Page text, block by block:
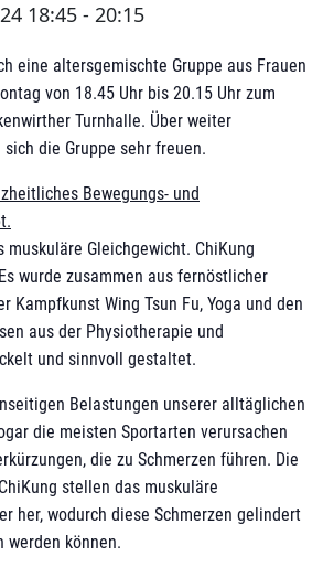
18:45 - 20:15
eine altersgemischte Gruppe aus Frauen
von 18.45 Uhr bis 20.15 Uhr zum
Turnhalle. Über weiter
die Gruppe sehr freuen.
Bewegungs- und
muskuläre Gleichgewicht. ChiKung
wurde zusammen aus fernöstlicher
Kampfkunst Wing Tsun Fu, Yoga und den
aus der Physiotherapie und
und sinnvoll gestaltet.
Belastungen unserer alltäglichen
die meisten Sportarten verursachen
die zu Schmerzen führen. Die
stellen das muskuläre
her, wodurch diese Schmerzen gelindert
werden können.